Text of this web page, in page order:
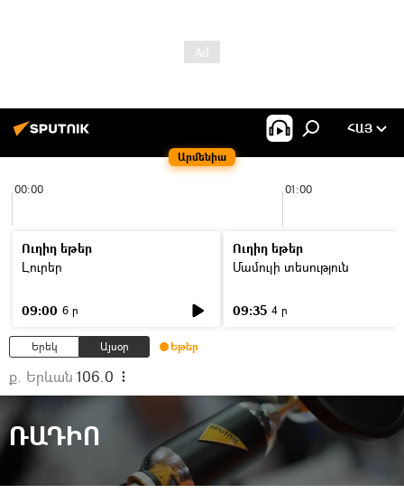
Արմենիա
ՀԱՅ
00:00 01:00
Ուղիղ եթեր
Լուրեր
09:00 6 ր
Ուղիղ եթեր
Մամուլի տեսություն
09:35 4 ր
Երեկ Այսօր Եթեր
ք. Երևան 106.0
ՌԱԴԻՈ